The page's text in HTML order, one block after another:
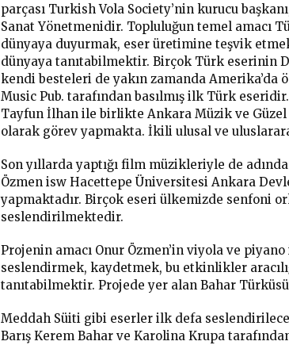
parçası Turkish Vola Society’nin kurucu
Sanat Yönetmenidir. Topluluğun temel amacı
dünyaya duyurmak, eser üretimine teşvik
dünyaya tanıtabilmektir. Birçok Türk eserinin
kendi besteleri de yakın zamanda Amerika’da
Music Pub. tarafından basılmış ilk Türk
Tayfun İlhan ile birlikte Ankara Müzik ve Güzel
olarak görev yapmakta. İkili ulusal ve
Son yıllarda yaptığı film müzikleriyle de
Özmen isw Hacettepe Üniversitesi Ankara
yapmaktadır. Birçok eseri ülkemizde senfoni
seslendirilmektedir.
Projenin amacı Onur Özmen’in viyola ve
seslendirmek, kaydetmek, bu etkinlikler
tanıtabilmektir. Projede yer alan Bahar
Meddah Süiti gibi eserler ilk defa
Barış Kerem Bahar ve Karolina Krupa